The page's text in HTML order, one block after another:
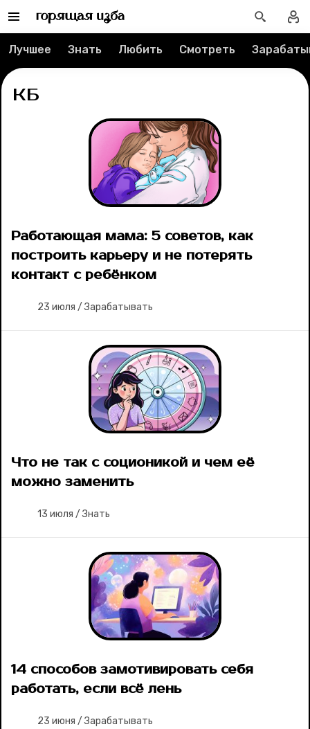
Рубрики
Новости
Секспросвет
Великие женщины
Рецепты
Лучшее Знать Любить Смотреть
КБ
Работающая мама: 5 советов, как
построить карьеру и не потерять
контакт с ребёнком
23 июля / Зарабатывать
Что не так с соционикой и чем её
можно заменить
13 июля / Знать
14 способов замотивировать себя
работать, если всё лень
23 июня / Зарабатывать